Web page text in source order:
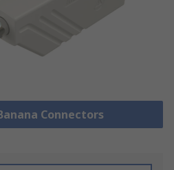
Connectors